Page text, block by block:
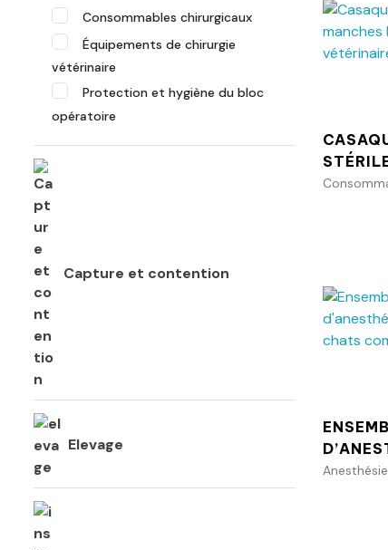
Consommables chirurgicaux
Équipements de chirurgie
vétérinaire
Protection et hygiène du bloc
opératoire
Capture et contention
Elevage